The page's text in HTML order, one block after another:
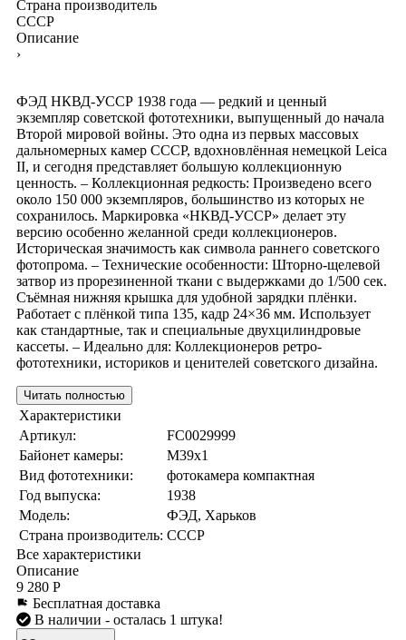
Страна производитель
СССР
Описание
›
ФЭД НКВД-УССР 1938 года — редкий и ценный
экземпляр советской фототехники, выпущенный до начала
Второй мировой войны. Это одна из первых массовых
дальномерных камер СССР, вдохновлённая немецкой Leica
II, и сегодня представляет большую коллекционную
ценность. – Коллекционная редкость: Произведено всего
около 150 000 экземпляров, большинство из которых не
сохранилось. Маркировка «НКВД-УССР» делает эту
версию особенно желанной среди коллекционеров.
Историческая значимость как символа раннего советского
фотопрома. – Технические особенности: Шторно-щелевой
затвор из прорезиненной ткани с выдержками до 1/500 сек.
Съёмная нижняя крышка для удобной зарядки плёнки.
Работает с плёнкой типа 135, кадр 24×36 мм. Использует
как стандартные, так и специальные двухцилиндровые
кассеты. – Идеально для: Коллекционеров ретро-
фототехники, историков и ценителей советского дизайна.
Читать полностью
Характеристики
Артикул:
FC0029999
Байонет камеры:
M39x1
Вид фототехники:
фотокамера компактная
Год выпуска:
1938
Модель:
ФЭД, Харьков
Страна производитель: СССР
Все характеристики
Описание
9 280 Р
Бесплатная доставка
В наличии - осталась 1 штука!